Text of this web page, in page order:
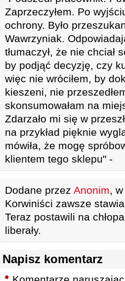
Zaprzeczyłem. Po
ochrony. Było
Wawrzyniak.
tłumaczył, że nie chciał
by podjąć decyzję, czy
więc nie wróciłem, by
kieszeni, nie
skonsumowałam na
Zdarzało mi się w
na przykład pięknie
mówiła, że mogę
klientem tego sklepu" -
Dodane przez Anonim,
Korwiniści zawsze
Teraz postawili na
liberały.
Napisz komentarz